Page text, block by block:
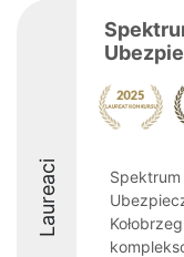
Laureaci